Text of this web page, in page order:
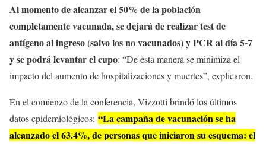
Al momento de alcanzar el 50% de la población
completamente vacunada, se dejará de realizar test de
antígeno al ingreso (salvo los no vacunados) y PCR al día 5-7
y se podrá levantar el cupo: “De esta manera se minimiza el
impacto del aumento de hospitalizaciones y muertes”, explicaron.
En el comienzo de la conferencia, Vizzotti brindó los últimos
datos epidemiológicos: “La campaña de vacunación se ha
alcanzado el 63.4%, de personas que iniciaron su esquema: el